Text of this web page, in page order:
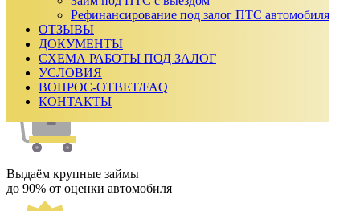
Рефинансирование под залог ПТС автомобиля
ОТЗЫВЫ
ДОКУМЕНТЫ
СХЕМА РАБОТЫ ПОД ЗАЛОГ
УСЛОВИЯ
ВОПРОС-ОТВЕТ/FAQ
КОНТАКТЫ
Срок займа
Ежемесячный платеж:
Сумма к возврату:0₽
Получить одобрение
Как мы работаем
Выдаём крупные займы
до 90% от оценки автомобиля